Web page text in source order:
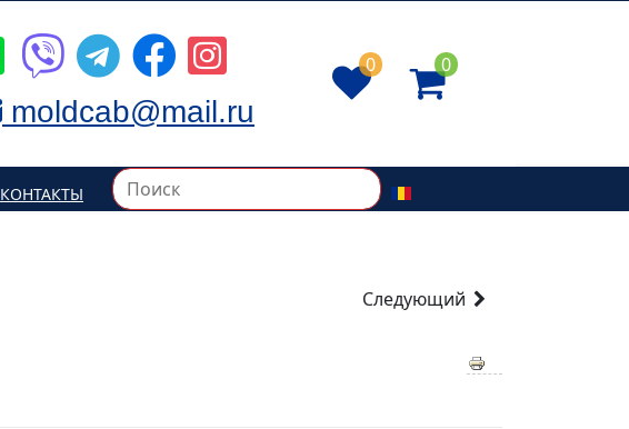
moldcab@mail.ru
0 0
КОНТАКТЫ
Следующий